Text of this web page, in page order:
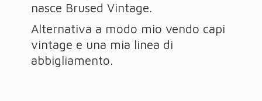
nasce Brused Vintage.
Alternativa a modo mio vendo capi
vintage e una mia linea di
abbigliamento.